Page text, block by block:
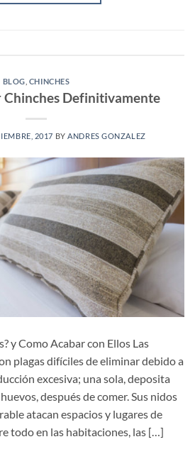
BLOG CHINCHES
Chinches Definitivamente
2017 BYANDRES GONZALEZ
y Como Acabar con Ellos Las
plagas difíciles de eliminar debido a
excesiva; una sola, deposita
después de comer. Sus nidos
atacan espacios y lugares de
todo en las habitaciones, las […]